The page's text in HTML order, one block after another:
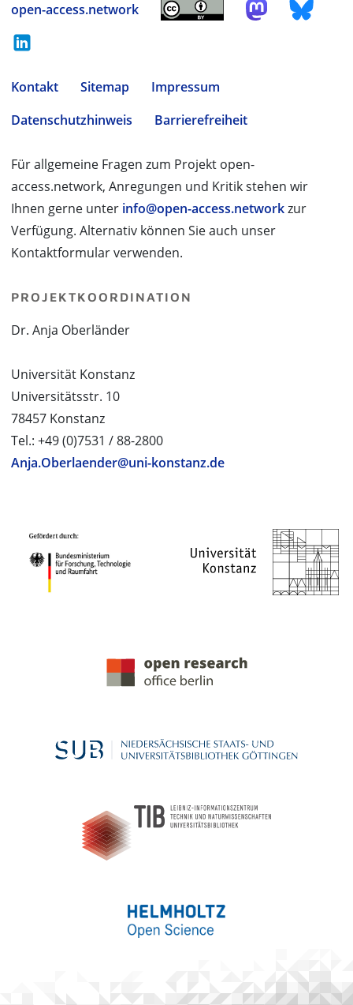
open-access.network
Kontakt Sitemap
Impressum
Datenschutzhinweis
Barrierefreiheit
Für allgemeine Fragen zum Projekt open-
access.network, Anregungen und Kritik stehen wir
Ihnen gerne unter info@open-access.networkzur
Verfügung. Alternativ können Sie auch unser
Kontaktformular verwenden.
PROJEKTKOORDINATION
Dr. Anja Oberländer
Universität Konstanz
Universitätsstr. 10
78457 Konstanz
Tel.: +49 (0)7531 / 88-2800
Anja.Oberlaender@uni-konstanz.de